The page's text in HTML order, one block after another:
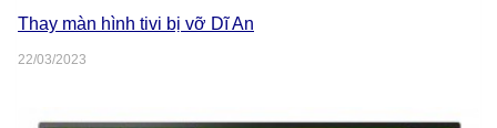
Thay màn hình tivi bị vỡ Dĩ An
22/03/2023